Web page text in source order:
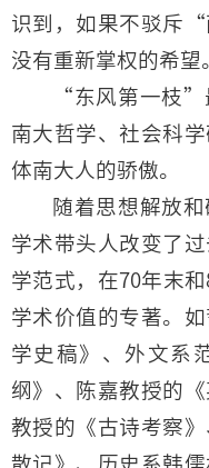
识到，如果不驳斥
没有重新掌权的希望
“东风第一枝”
南大哲学、社会科
体南大人的骄傲。
随着思想解放
学术带头人改变了
学范式，在70年末
学术价值的专著。
学史稿》、外文系
纲》、陈嘉教授的
教授的《古诗考察
散记》、历史系韩